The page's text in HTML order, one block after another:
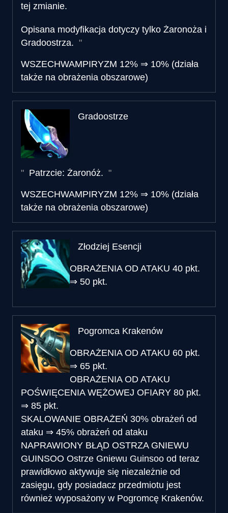
tej zmianie.
Opisana modyfikacja dotyczy tylko Żaronoża i
Gradoostrza.
WSZECHWAMPIRYZM 12% ⇒ 10% (działa
także na obrażenia obszarowe)
Gradoostrze
Patrzcie: Żaronóż.
WSZECHWAMPIRYZM 12% ⇒ 10% (działa
także na obrażenia obszarowe)
Złodziej Esencji
OBRAŻENIA OD ATAKU 40 pkt.
⇒ 50 pkt.
Pogromca Krakenów
OBRAŻENIA OD ATAKU 60 pkt.
⇒ 65 pkt.
OBRAŻENIA OD ATAKU
POŚWIĘCENIA WĘŻOWEJ OFIARY 80 pkt.
⇒ 85 pkt.
SKALOWANIE OBRAŻEŃ 30% obrażeń od
ataku ⇒ 45% obrażeń od ataku
NAPRAWIONY BŁĄD OSTRZA GNIEWU
GUINSOO Ostrze Gniewu Guinsoo od teraz
prawidłowo aktywuje się niezależnie od
zasięgu, gdy posiadacz przedmiotu jest
również wyposażony w Pogromcę Krakenów.